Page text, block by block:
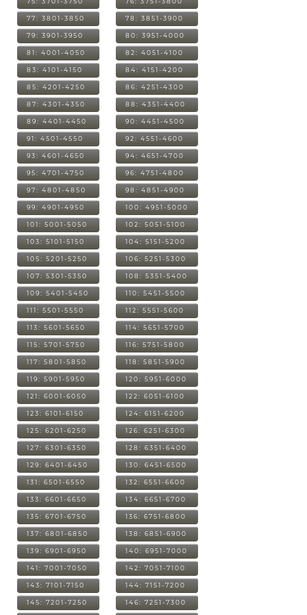
77: 3801-3850 78: 3851-3900
79: 3901-3950 80: 3951-4000
81: 4001-4050 82: 4051-4100
83: 4101-4150 84: 4151-4200
85: 4201-4250 86: 4251-4300
87: 4301-4350 88: 4351-4400
89: 4401-4450 90: 4451-4500
91: 4501-4550 92: 4551-4600
93: 4601-4650 94: 4651-4700
95: 4701-4750 96: 4751-4800
97: 4801-4850 98: 4851-4900
99: 4901-4950 100: 4951-5000
101: 5001-5050 102: 5051-5100
103: 5101-5150 104: 5151-5200
105: 5201-5250 106: 5251-5300
107: 5301-5350 108: 5351-5400
109: 5401-5450 110: 5451-5500
111: 5501-5550 112: 5551-5600
113: 5601-5650 114: 5651-5700
115: 5701-5750 116: 5751-5800
117: 5801-5850 118: 5851-5900
119: 5901-5950 120: 5951-6000
121: 6001-6050 122: 6051-6100
123: 6101-6150 124: 6151-6200
125: 6201-6250 126: 6251-6300
127: 6301-6350 128: 6351-6400
129: 6401-6450 130: 6451-6500
131: 6501-6550 132: 6551-6600
133: 6601-6650 134: 6651-6700
135: 6701-6750 136: 6751-6800
137: 6801-6850 138: 6851-6900
139: 6901-6950 140: 6951-7000
141: 7001-7050 142: 7051-7100
143: 7101-7150 144: 7151-7200
145: 7201-7250 146: 7251-7300